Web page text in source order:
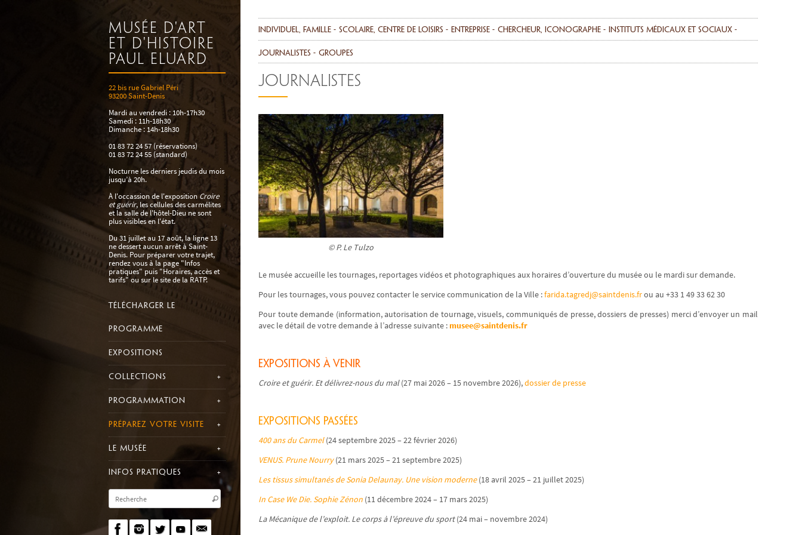
Musée d'art
et d'histoire
Paul Eluard
22 bis rue Gabriel Péri
93200 Saint-Denis
Mardi au vendredi : 10h-17h30
Samedi : 11h-18h30
Dimanche : 14h-18h30
01 83 72 24 57 (réservations)
01 83 72 24 55 (standard)
Nocturne les derniers jeudis du mois
jusqu’à 20h.
À l'occassion de l'expositionCroire
et guérir, les cellules des carmélites
et la salle de l'hôtel-Dieu ne sont
plus visibles en l'état.
Du 31 juillet au 17 août, la ligne 13
ne dessert aucun arrêt à Saint-
Denis. Pour préparer votre trajet,
rendez vous à la page "Infos
pratiques" puis "Horaires, accès et
tarifs" ou sur le site de la RATP.
TÉLÉCHARGER LE
PROGRAMME
EXPOSITIONS
COLLECTIONS
PROGRAMMATION
PRÉPAREZ VOTRE VISITE
LE MUSÉE
INFOS PRATIQUES
individuel, famille scolaire, centre de loisirs entreprise Chercheur, iconographe instituts médicaux et sociaux
Journalistes Groupes
JOURNALISTES
© P. Le Tulzo
Le musée accueille les tournages, reportages vidéos et photographiques aux horaires d’ouverture du musée ou le mardi sur demande.
Pour les tournages, vous pouvez contacter le service communication de la Ville :farida.tagredj@saintdenis.frou au +33 1 49 33 62 30
Pour toute demande (information, autorisation de tournage, visuels, communiqués de presse, dossiers de presses) merci d’envoyer un mail
avec le détail de votre demande à l’adresse suivante :musee@saintdenis.fr
Expositions à venir
Croire et guérir. Et délivrez-nous du mal(27 mai 2026 – 15 novembre 2026),dossier de presse
Expositions passées
400 ans du Carmel(24 septembre 2025 – 22 février 2026)
VENUS. Prune Nourry (21 mars 2025 – 21 septembre 2025)
Les tissus simultanés de Sonia Delaunay. Une vision moderne(18 avril 2025 – 21 juillet 2025)
In Case We Die. Sophie Zénon (11 décembre 2024 – 17 mars 2025)
La Mécanique de l’exploit. Le corps à l’épreuve du sport(24 mai – novembre 2024)